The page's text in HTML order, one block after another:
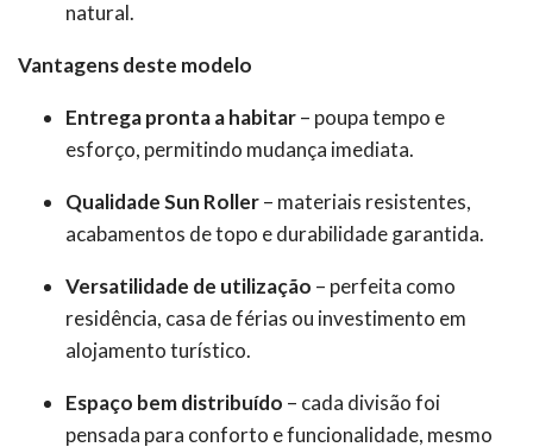
natural.
Vantagens deste modelo
Entrega pronta a habitar– poupa tempo e
esforço, permitindo mudança imediata.
Qualidade Sun Roller– materiais resistentes,
acabamentos de topo e durabilidade garantida.
Versatilidade de utilização – perfeita como
residência, casa de férias ou investimento em
alojamento turístico.
Espaço bem distribuído – cada divisão foi
pensada para conforto e funcionalidade, mesmo